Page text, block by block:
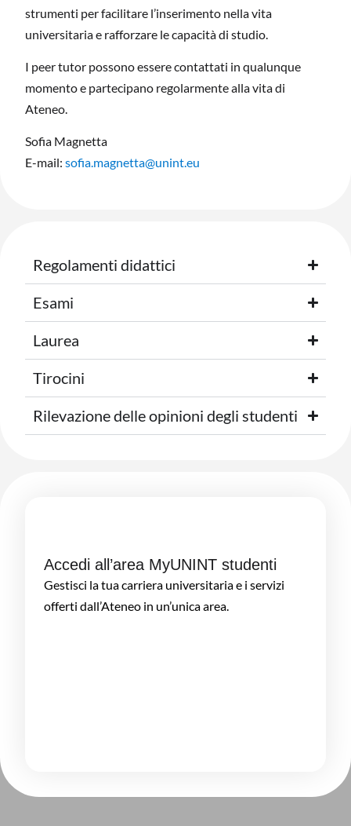
strumenti per facilitare l’inserimento nella vita
universitaria e rafforzare le capacità di studio.
I peer tutor possono essere contattati in qualunque
momento e partecipano regolarmente alla vita di
Ateneo.
Sofia Magnetta
E-mail: sofia.magnetta@unint.eu
Regolamenti didattici
Esami
Laurea
Tirocini
Rilevazione delle opinioni degli studenti
Accedi all’area MyUNINT studenti
Gestisci la tua carriera universitaria e i servizi
offerti dall’Ateneo in un’unica area.